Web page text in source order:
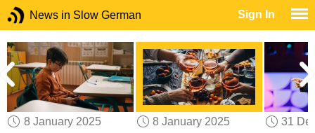
News in Slow German Sign In
8 January 2025
8 January 2025
31